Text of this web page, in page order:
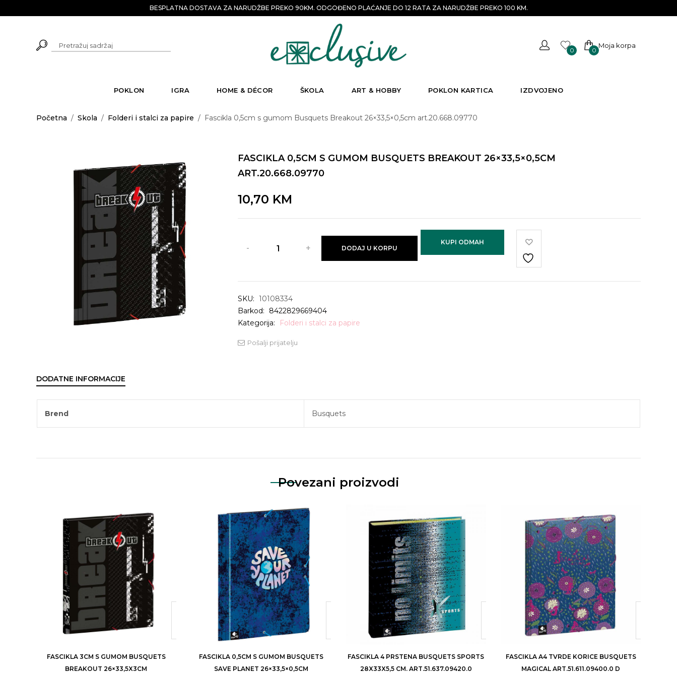
BESPLATNA DOSTAVA ZA NARUDŽBE PREKO 90KM. ODGOĐENO PLAĆANJE DO 12 RATA ZA NARUDŽBE PREKO 100 KM.
0 0
Moja korpa
POKLON IGRA HOME & DÉCOR ŠKOLA ART & HOBBY POKLON KARTICA IZDVOJENO
Početna / Skola / Folderi i stalci za papire / Fascikla 0,5cm s gumom Busquets Breakout 26×33,5×0,5cm art.20.668.09770
FASCIKLA 0,5CM S GUMOM BUSQUETS BREAKOUT 26×33,5×0,5CM
ART.20.668.09770
10,70 KM
DODAJ U KORPU
KUPI ODMAH
SKU: 10108334
Barkod:
8422829669404
Kategorija:
Folderi i stalci za papire
Pošalji prijatelju
DODATNE INFORMACIJE
Brend Busquets
Povezani proizvodi
FASCIKLA 3CM S GUMOM BUSQUETS
BREAKOUT 26×33,5X3CM
FASCIKLA 0,5CM S GUMOM BUSQUETS
SAVE PLANET 26×33,5×0,5CM
FASCIKLA 4 PRSTENA BUSQUETS SPORTS
28X33X5,5 CM. ART.51.637.09420.0
FASCIKLA A4 TVRDE KORICE BUSQUETS
MAGICAL ART.51.611.09400.0 D